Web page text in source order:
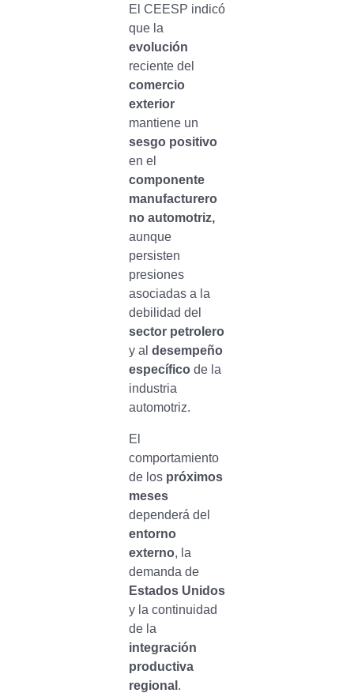
El CEESP indicó
que la
evolución
reciente del
comercio
exterior
mantiene un
sesgo positivo
en el
componente
manufacturero
no automotriz,
aunque
persisten
presiones
asociadas a la
debilidad del
sector petrolero
y al desempeño
específicode la
industria
automotriz.
El
comportamiento
de los próximos
meses
dependerá del
entorno
externo, la
demanda de
Estados Unidos
y la continuidad
de la
integración
productiva
regional .